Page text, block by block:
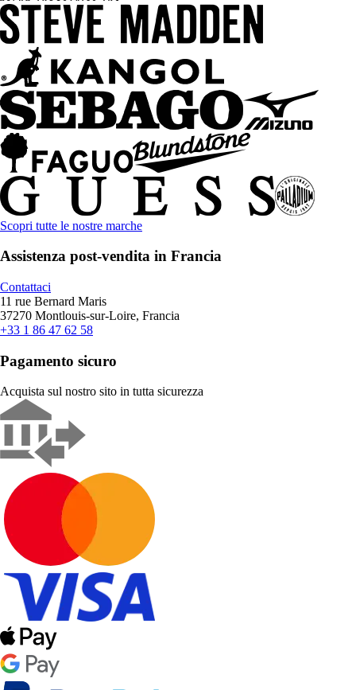
Scopri tutte le nostre marche
Assistenza post-vendita in Francia
Contattaci
11 rue Bernard Maris
37270 Montlouis-sur-Loire, Francia
+33 1 86 47 62 58
Pagamento sicuro
Acquista sul nostro sito in tutta sicurezza